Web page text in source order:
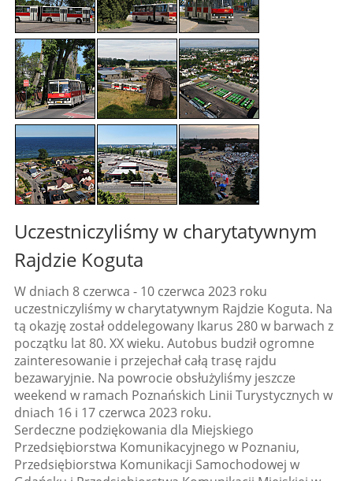
Uczestniczyliśmy w charytatywnym
Rajdzie Koguta
W dniach 8 czerwca - 10 czerwca 2023 roku
uczestniczyliśmy w charytatywnym Rajdzie Koguta. Na
tą okazję został oddelegowany Ikarus 280 w barwach z
początku lat 80. XX wieku. Autobus budził ogromne
zainteresowanie i przejechał całą trasę rajdu
bezawaryjnie. Na powrocie obsłużyliśmy jeszcze
weekend w ramach Poznańskich Linii Turystycznych w
dniach 16 i 17 czerwca 2023 roku.
Serdeczne podziękowania dla Miejskiego
Przedsiębiorstwa Komunikacyjnego w Poznaniu,
Przedsiębiorstwa Komunikacji Samochodowej w